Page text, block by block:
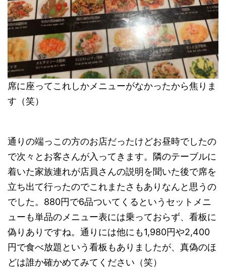
席に座ってこれしかメニューがなかったから焦りま
す（笑）
通りの端っこの方のお店だったけどお昼時でしたの
で次々とお客さんが入ってきます。隣のテーブルに
着いた家族連れが店員さんの説明を聞いた後で席を
立ち出て行ったのでこれまたさもありなんと思うの
でした。880円で6品ついてくるというセットメニ
ューも単品のメニュー表には乗っておらず、看板に
偽りありですね。通りには他にも1,980円や2,400
円で食べ放題という看板もありましたが、真偽のほ
どは誰か確かめてみてください（笑）